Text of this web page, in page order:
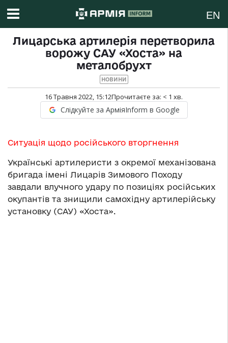
EN
Лицарська артилерія перетворила
ворожу САУ «Хоста» на
металобрухт
НОВИНИ
16 Травня 2022, 15:12Прочитаєте за: < 1 хв.
Слідкуйте за АрміяInform в Google
Ситуація щодо російського вторгнення
Українські артилеристи з окремої механізована
бригада імені Лицарів Зимового Походу
завдали влучного удару по позиціях російських
окупантів та знищили самохідну артилерійську
установку (САУ) «Хоста».